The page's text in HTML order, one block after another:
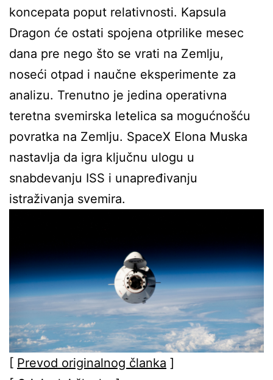
koncepata poput relativnosti. Kapsula
Dragon će ostati spojena otprilike mesec
dana pre nego što se vrati na Zemlju,
noseći otpad i naučne eksperimente za
analizu. Trenutno je jedina operativna
teretna svemirska letelica sa mogućnošću
povratka na Zemlju. SpaceX Elona Muska
nastavlja da igra ključnu ulogu u
snabdevanju ISS i unapređivanju
istraživanja svemira.
[ Prevod originalnog članka ]